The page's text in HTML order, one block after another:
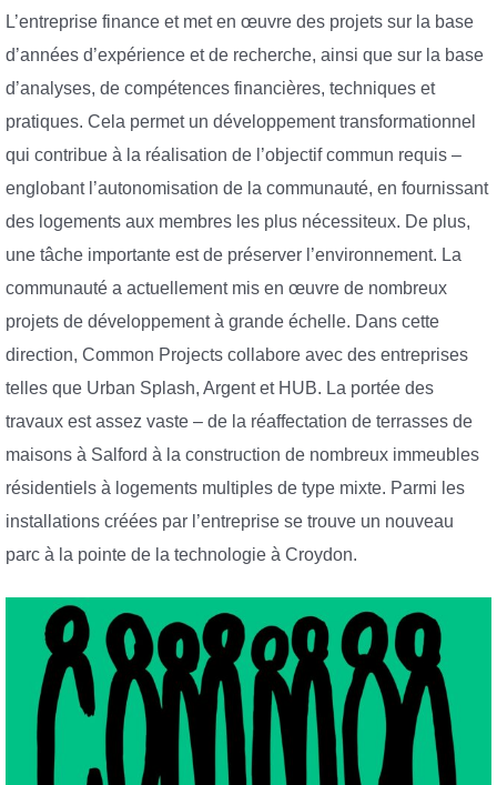
L’entreprise finance et met en œuvre des projets sur la base
d’années d’expérience et de recherche, ainsi que sur la base
d’analyses, de compétences financières, techniques et
pratiques. Cela permet un développement transformationnel
qui contribue à la réalisation de l’objectif commun requis –
englobant l’autonomisation de la communauté, en fournissant
des logements aux membres les plus nécessiteux. De plus,
une tâche importante est de préserver l’environnement. La
communauté a actuellement mis en œuvre de nombreux
projets de développement à grande échelle. Dans cette
direction, Common Projects collabore avec des entreprises
telles que Urban Splash, Argent et HUB. La portée des
travaux est assez vaste – de la réaffectation de terrasses de
maisons à Salford à la construction de nombreux immeubles
résidentiels à logements multiples de type mixte. Parmi les
installations créées par l’entreprise se trouve un nouveau
parc à la pointe de la technologie à Croydon.